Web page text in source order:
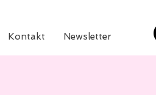
Kontakt Newsletter